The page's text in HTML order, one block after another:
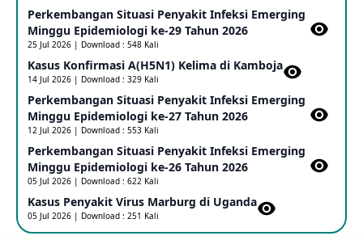
Update Informasi PHEIC Penyakit Ebola
23 May 2026
Penetapan Outbreak Penyakit Ebola di RD Kongo dan
Uganda Sebagai PHEIC
17 May 2026
Outbreak Penyakti Ebola di RD Kongo
16 May 2026
Kasus Konfirmasi A(H5NN6) di Cina
Perkembangan Situasi Penyakit Infeksi Emerging
Minggu Epidemiologi ke-29 Tahun 2026
25 Jul 2026 | Download : 548 Kali
Kasus Konfirmasi A(H5N1) Kelima di Kamboja​
14 Jul 2026 | Download : 329 Kali
Perkembangan Situasi Penyakit Infeksi Emerging
Minggu Epidemiologi ke-27 Tahun 2026
12 Jul 2026 | Download : 553 Kali
Perkembangan Situasi Penyakit Infeksi Emerging
Minggu Epidemiologi ke-26 Tahun 2026
05 Jul 2026 | Download : 622 Kali
Kasus Penyakit Virus Marburg di Uganda
05 Jul 2026 | Download : 251 Kali